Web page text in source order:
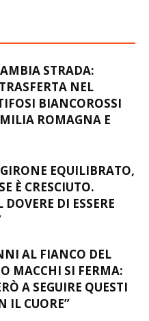
STRADA:
NEL
BIANCOROSSI
ROMAGNA E
EQUILIBRATO,
È CRESCIUTO.
DI ESSERE
AL FIANCO DEL
MACCHI SI FERMA:
A SEGUIRE QUESTI
IL CUORE”